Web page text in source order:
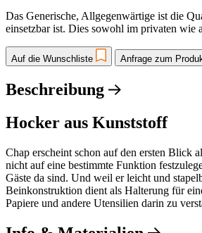
Das Generische, Allgegenwärtige ist die
einsetzbar ist. Dies sowohl im privaten wie
Auf die Wunschliste Anfrage zum
Beschreibung
Hocker aus Kunststoff
Chap erscheint schon auf den ersten Blick
nicht auf eine bestimmte Funktion
Gäste da sind. Und weil er leicht und
Beinkonstruktion dient als Halterung für
Papiere und andere Utensilien darin zu